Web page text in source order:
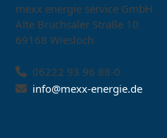
mexx energie service GmbH
Alte Bruchsaler Straße 10
69168 Wiesloch
06222 93 96 88-0
info@mexx-energie.de